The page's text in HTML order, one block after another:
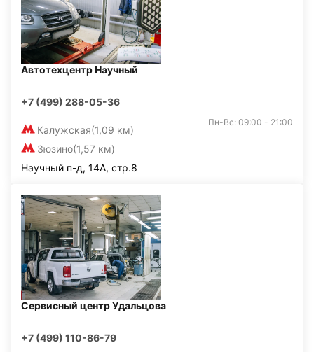
Автотехцентр Научный
+7 (499) 288-05-36
Калужская(1,09 км)
Зюзино(1,57 км)
Пн-Вс: 09:00 - 21:00
Научный п-д, 14А, стр.8
Сервисный центр Удальцова
+7 (499) 110-86-79